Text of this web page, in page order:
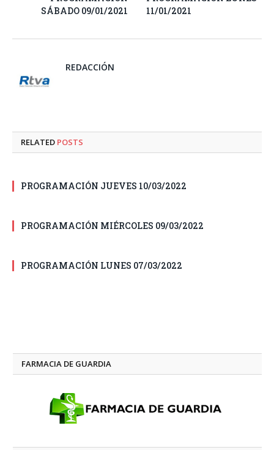
SÁBADO 09/01/2021
11/01/2021
REDACCIÓN
RELATED POSTS
PROGRAMACIÓN JUEVES 10/03/2022
PROGRAMACIÓN MIÉRCOLES 09/03/2022
PROGRAMACIÓN LUNES 07/03/2022
FARMACIA DE GUARDIA